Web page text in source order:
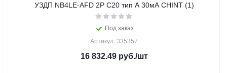
УЗДП NB4LE-AFD 2P C20 тип A 30мА CHINT (1)
Под заказ
Артикул: 335357
16 832.49руб./шт